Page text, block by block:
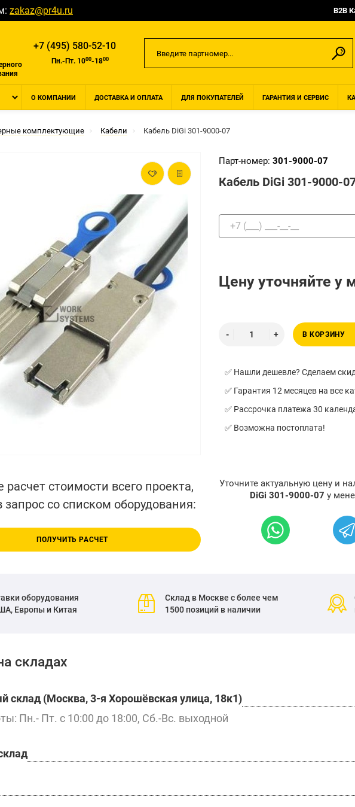
zakaz@pr4u.ru B2B
+7 (495) 580-52-10
Пн.-Пт. 1000-1800
О КОМПАНИИ ДОСТАВКА И ОПЛАТА ДЛЯ ПОКУПАТЕЛЕЙ ГАРАНТИЯ И СЕРВИС
комплектующие Кабели Кабель DiGi 301-9000-07
Парт-номер: 301-9000-07
Кабель DiGi 301-9000-
Цену уточняйте у
В КОРЗИНУ
✅ Нашли дешевле? Сделаем
✅ Гарантия 12 месяцев на все
✅ Рассрочка платежа 30
✅ Возможна постоплата!
расчет стоимости всего проекта,
запрос со списком оборудования:
ПОЛУЧИТЬ РАСЧЕТ
Уточните актуальную цену и
DiGi 301-9000-07 у
оборудования
Европы и Китая
Склад в Москве с более чем
1500 позиций в наличии
складах
склад (Москва, 3-я Хорошёвская улица, 18к1)
Пн.- Пт. с 10:00 до 18:00, Сб.-Вс. выходной